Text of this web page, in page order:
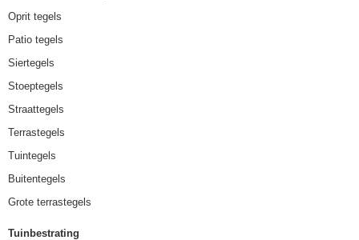
Oprit tegels
Patio tegels
Siertegels
Stoeptegels
Straattegels
Terrastegels
Tuintegels
Buitentegels
Grote terrastegels
Tuinbestrating